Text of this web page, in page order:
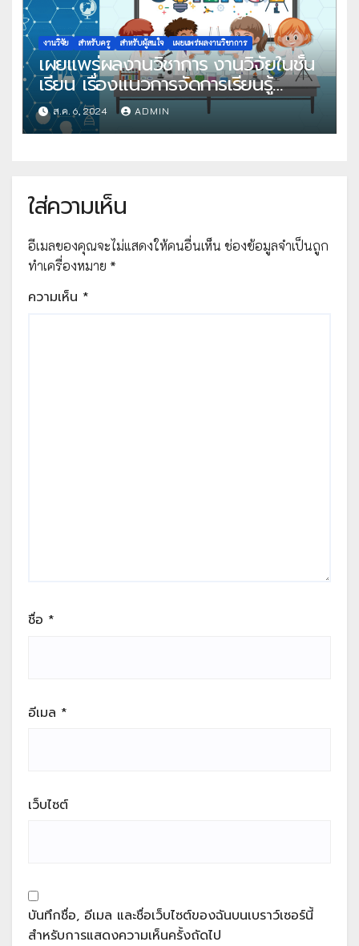
งานวิจัย สำหรับครู สำหรับผู้สนใจ เผยแพร่ผลงานวิชาการ
เผยแพร่ผลงานวิชาการ งานวิจัยในชั้น
เรียน เรื่องแนวการจัดการเรียนรู้
สำหรับครูผู้สอนวิทยาศาสตร์ ด้วยแนว
การเสริมสร้างเจตคติวิทยาศาสตร์ด้วย
ส.ค. 6, 2024 ADMIN
ใส่ความเห็น
อีเมลของคุณจะไม่แสดงให้คนอื่นเห็น ช่องข้อมูลจำเป็นถูก
ทำเครื่องหมาย *
ความเห็น *
ชื่อ *
อีเมล *
เว็บไซต์
บันทึกชื่อ, อีเมล และชื่อเว็บไซต์ของฉันบนเบราว์เซอร์นี้
สำหรับการแสดงความเห็นครั้งถัดไป